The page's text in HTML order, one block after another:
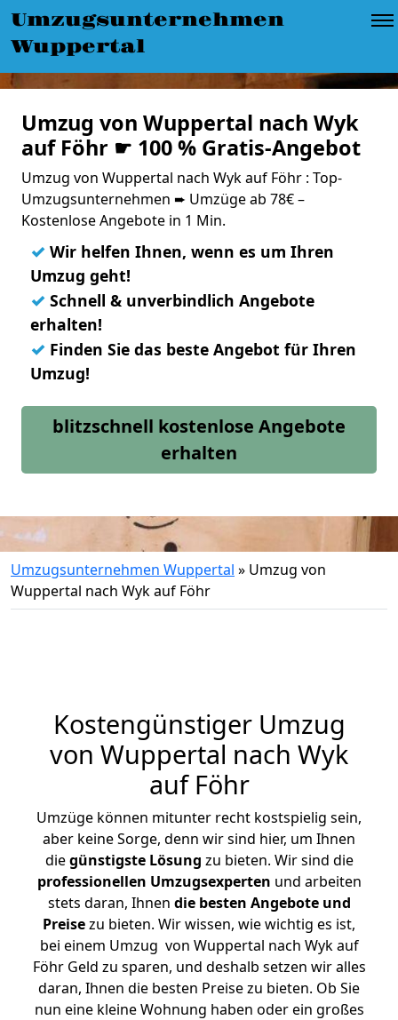
Umzugsunternehmen
Wuppertal
Umzug von Wuppertal nach Wyk
auf Föhr ☛ 100 % Gratis-Angebot
Umzug von Wuppertal nach Wyk auf Föhr : Top-
Umzugsunternehmen ➨ Umzüge ab 78€ –
Kostenlose Angebote in 1 Min.
✓ Wir helfen Ihnen, wenn es um Ihren
Umzug geht!
✓ Schnell & unverbindlich Angebote
erhalten!
✓ Finden Sie das beste Angebot für Ihren
Umzug!
blitzschnell kostenlose Angebote
erhalten
Umzugsunternehmen Wuppertal » Umzug von
Wuppertal nach Wyk auf Föhr
Kostengünstiger Umzug
von Wuppertal nach Wyk
auf Föhr
Umzüge können mitunter recht kostspielig sein,
aber keine Sorge, denn wir sind hier, um Ihnen
diegünstigste Lösung zu bieten. Wir sind die
professionellen Umzugsexperten und arbeiten
stets daran, Ihnen die besten Angebote und
Preisezu bieten. Wir wissen, wie wichtig es ist,
bei einem Umzug von Wuppertal nach Wyk auf
Föhr Geld zu sparen, und deshalb setzen wir alles
daran, Ihnen die besten Preise zu bieten. Ob Sie
nun eine kleine Wohnung haben oder ein großes